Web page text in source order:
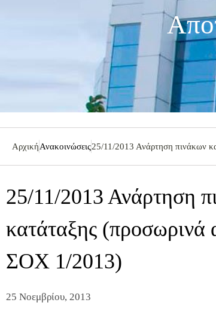
ΑρχικήΑνακοινώσεις25/11/2013 Ανάρτηση πινάκων
25/11/2013 Ανάρτηση
κατάταξης (προσωρινά
ΣΟΧ 1/2013)
25 Νοεμβρίου, 2013